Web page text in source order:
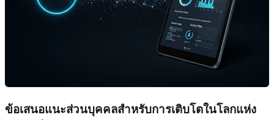
ข้อเสนอแนะส่วนบุคคลสำหรับการเติบโตในโลกแห่ง